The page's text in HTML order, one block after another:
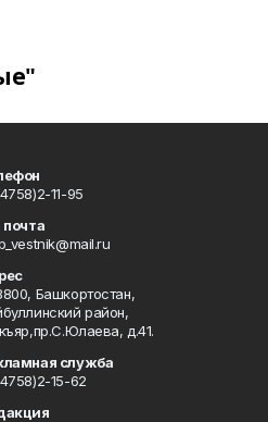
11-95
почта
Башкортостан,
район,
д.41.
служба
15-62